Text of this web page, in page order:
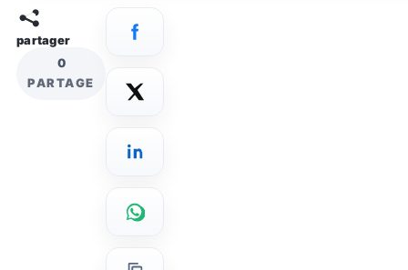
partager
0
PARTAGE